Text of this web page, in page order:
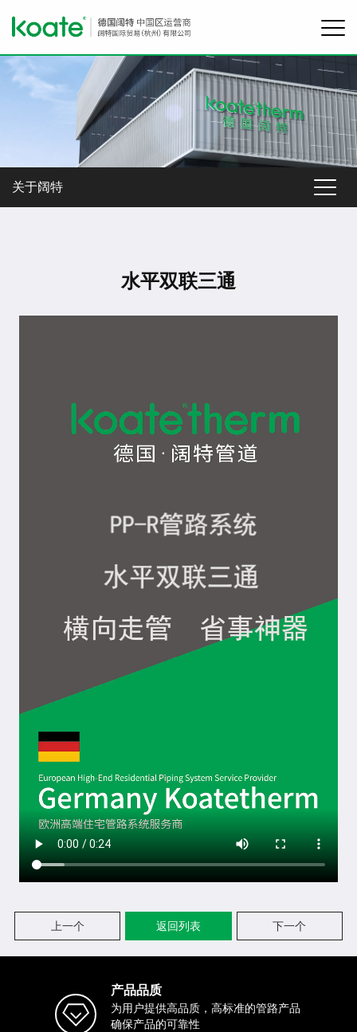
关于阔特
水平双联三通
上一个 返回列表 下一个
产品品质
为用户提供高品质，高标准的管路产品
确保产品的可靠性